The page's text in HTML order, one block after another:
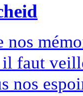
nos
faut
nos